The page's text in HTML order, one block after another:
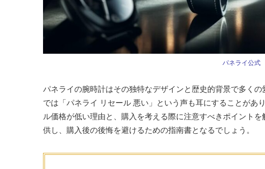
パネライ公式
パネライの腕時計はその独特なデザインと歴史的背景で多く
では「パネライ リセール 悪い」という声も耳にすることがあ
ル価格が低い理由と、購入を考える際に注意すべきポイント
供し、購入後の後悔を避けるための指南書となるでしょう。